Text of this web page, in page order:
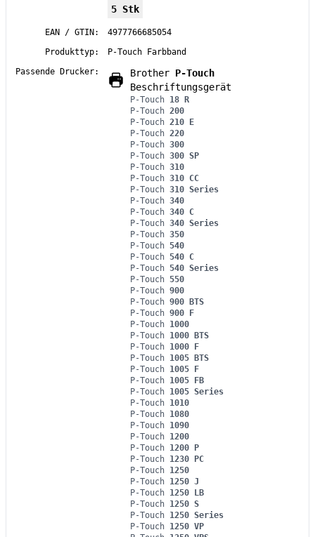
5 Stk
EAN / GTIN:
4977766685054
Produkttyp:
P-Touch Farbband
Passende Drucker:
Brother P-Touch
Beschriftungsgerät
P-Touch 18 R
P-Touch 200
P-Touch 210 E
P-Touch 220
P-Touch 300
P-Touch 300 SP
P-Touch 310
P-Touch 310 CC
P-Touch 310 Series
P-Touch 340
P-Touch 340 C
P-Touch 340 Series
P-Touch 350
P-Touch 540
P-Touch 540 C
P-Touch 540 Series
P-Touch 550
P-Touch 900
P-Touch 900 BTS
P-Touch 900 F
P-Touch 1000
P-Touch 1000 BTS
P-Touch 1000 F
P-Touch 1005 BTS
P-Touch 1005 F
P-Touch 1005 FB
P-Touch 1005 Series
P-Touch 1010
P-Touch 1080
P-Touch 1090
P-Touch 1200
P-Touch 1200 P
P-Touch 1230 PC
P-Touch 1250
P-Touch 1250 J
P-Touch 1250 LB
P-Touch 1250 S
P-Touch 1250 Series
P-Touch 1250 VP